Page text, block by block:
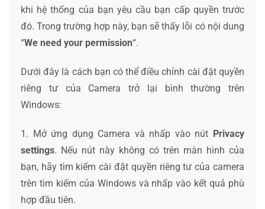
khi hệ thống của bạn yêu cầu bạn cấp quyền trước
đó. Trong trường hợp này, bạn sẽ thấy lỗi có nội dung
“We need your permission“.
Dưới đây là cách bạn có thể điều chỉnh cài đặt quyền
riêng tư của Camera trở lại bình thường trên
Windows:
1. Mở ứng dụng Camera và nhấp vào nút Privacy
settings. Nếu nút này không có trên màn hình của
bạn, hãy tìm kiếm cài đặt quyền riêng tư của camera
trên tìm kiếm của Windows và nhấp vào kết quả phù
hợp đầu tiên.